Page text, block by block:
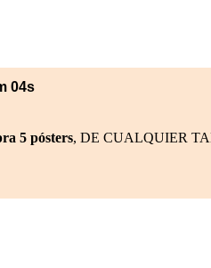
03s
5 pósters, DE CUALQUIER